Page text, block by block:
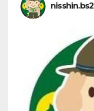
nisshin.bs2